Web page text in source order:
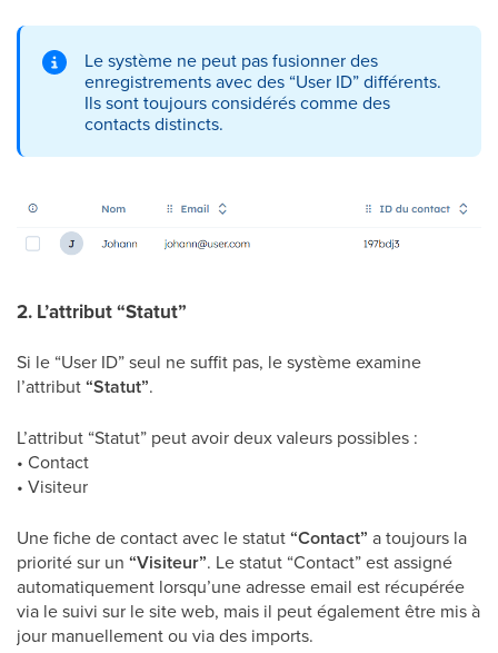
Le système ne peut pas fusionner des
enregistrements avec des “User ID” différents.
Ils sont toujours considérés comme des
contacts distincts.
2. L’attribut “Statut”
Si le “User ID” seul ne suffit pas, le système examine
l’attribut“Statut”.
L’attribut “Statut” peut avoir deux valeurs possibles :
• Contact
• Visiteur
Une fiche de contact avec le statut“Contact” a toujours la
priorité sur un “Visiteur”. Le statut “Contact” est assigné
automatiquement lorsqu’une adresse email est récupérée
via le suivi sur le site web, mais il peut également être mis à
jour manuellement ou via des imports.